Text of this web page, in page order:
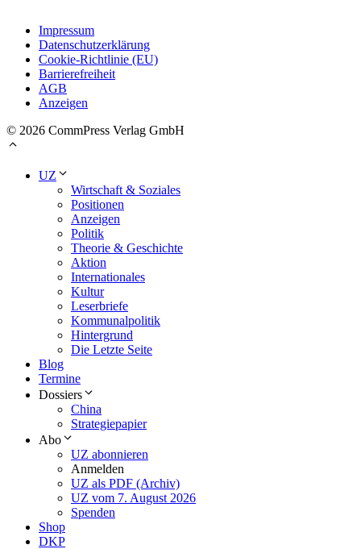
Impressum
Datenschutzerklärung
Cookie-Richtlinie (EU)
Barrierefreiheit
AGB
Anzeigen
© 2026 CommPress Verlag GmbH
UZ
Wirtschaft & Soziales
Positionen
Anzeigen
Politik
Theorie & Geschichte
Aktion
Internationales
Kultur
Leserbriefe
Kommunalpolitik
Hintergrund
Die Letzte Seite
Blog
Termine
Dossiers
China
Strategiepapier
Abo
UZ abonnieren
Anmelden
UZ als PDF (Archiv)
UZ vom 7. August 2026
Spenden
Shop
DKP